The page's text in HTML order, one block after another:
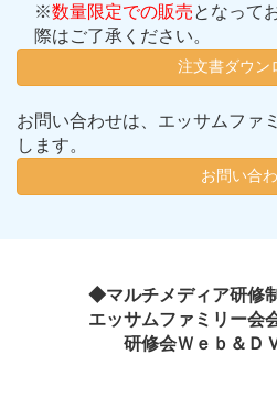
※数量限定での販売となって
際はご了承ください。
注文書ダウン
お問い合わせは、エッサムファ
します。
お問い合
◆マルチメディア研修
エッサムファミリー会
研修会Ｗｅｂ＆Ｄ